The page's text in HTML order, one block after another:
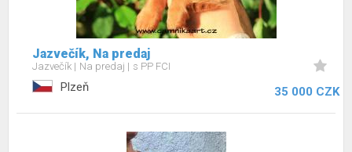
Jazvečík, Na predaj
Jazvečík Na predaj s PP FCI
Plzeň 35 000 CZK